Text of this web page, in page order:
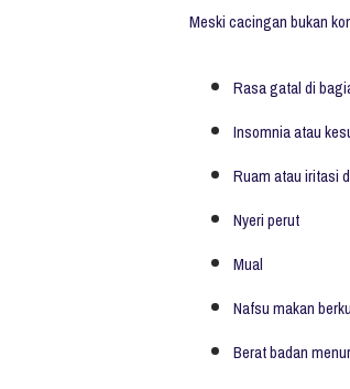
Meski cacingan bukan
Rasa gatal di
Insomnia atau
Ruam atau iritasi
Nyeri perut
Mual
Nafsu makan
Berat badan